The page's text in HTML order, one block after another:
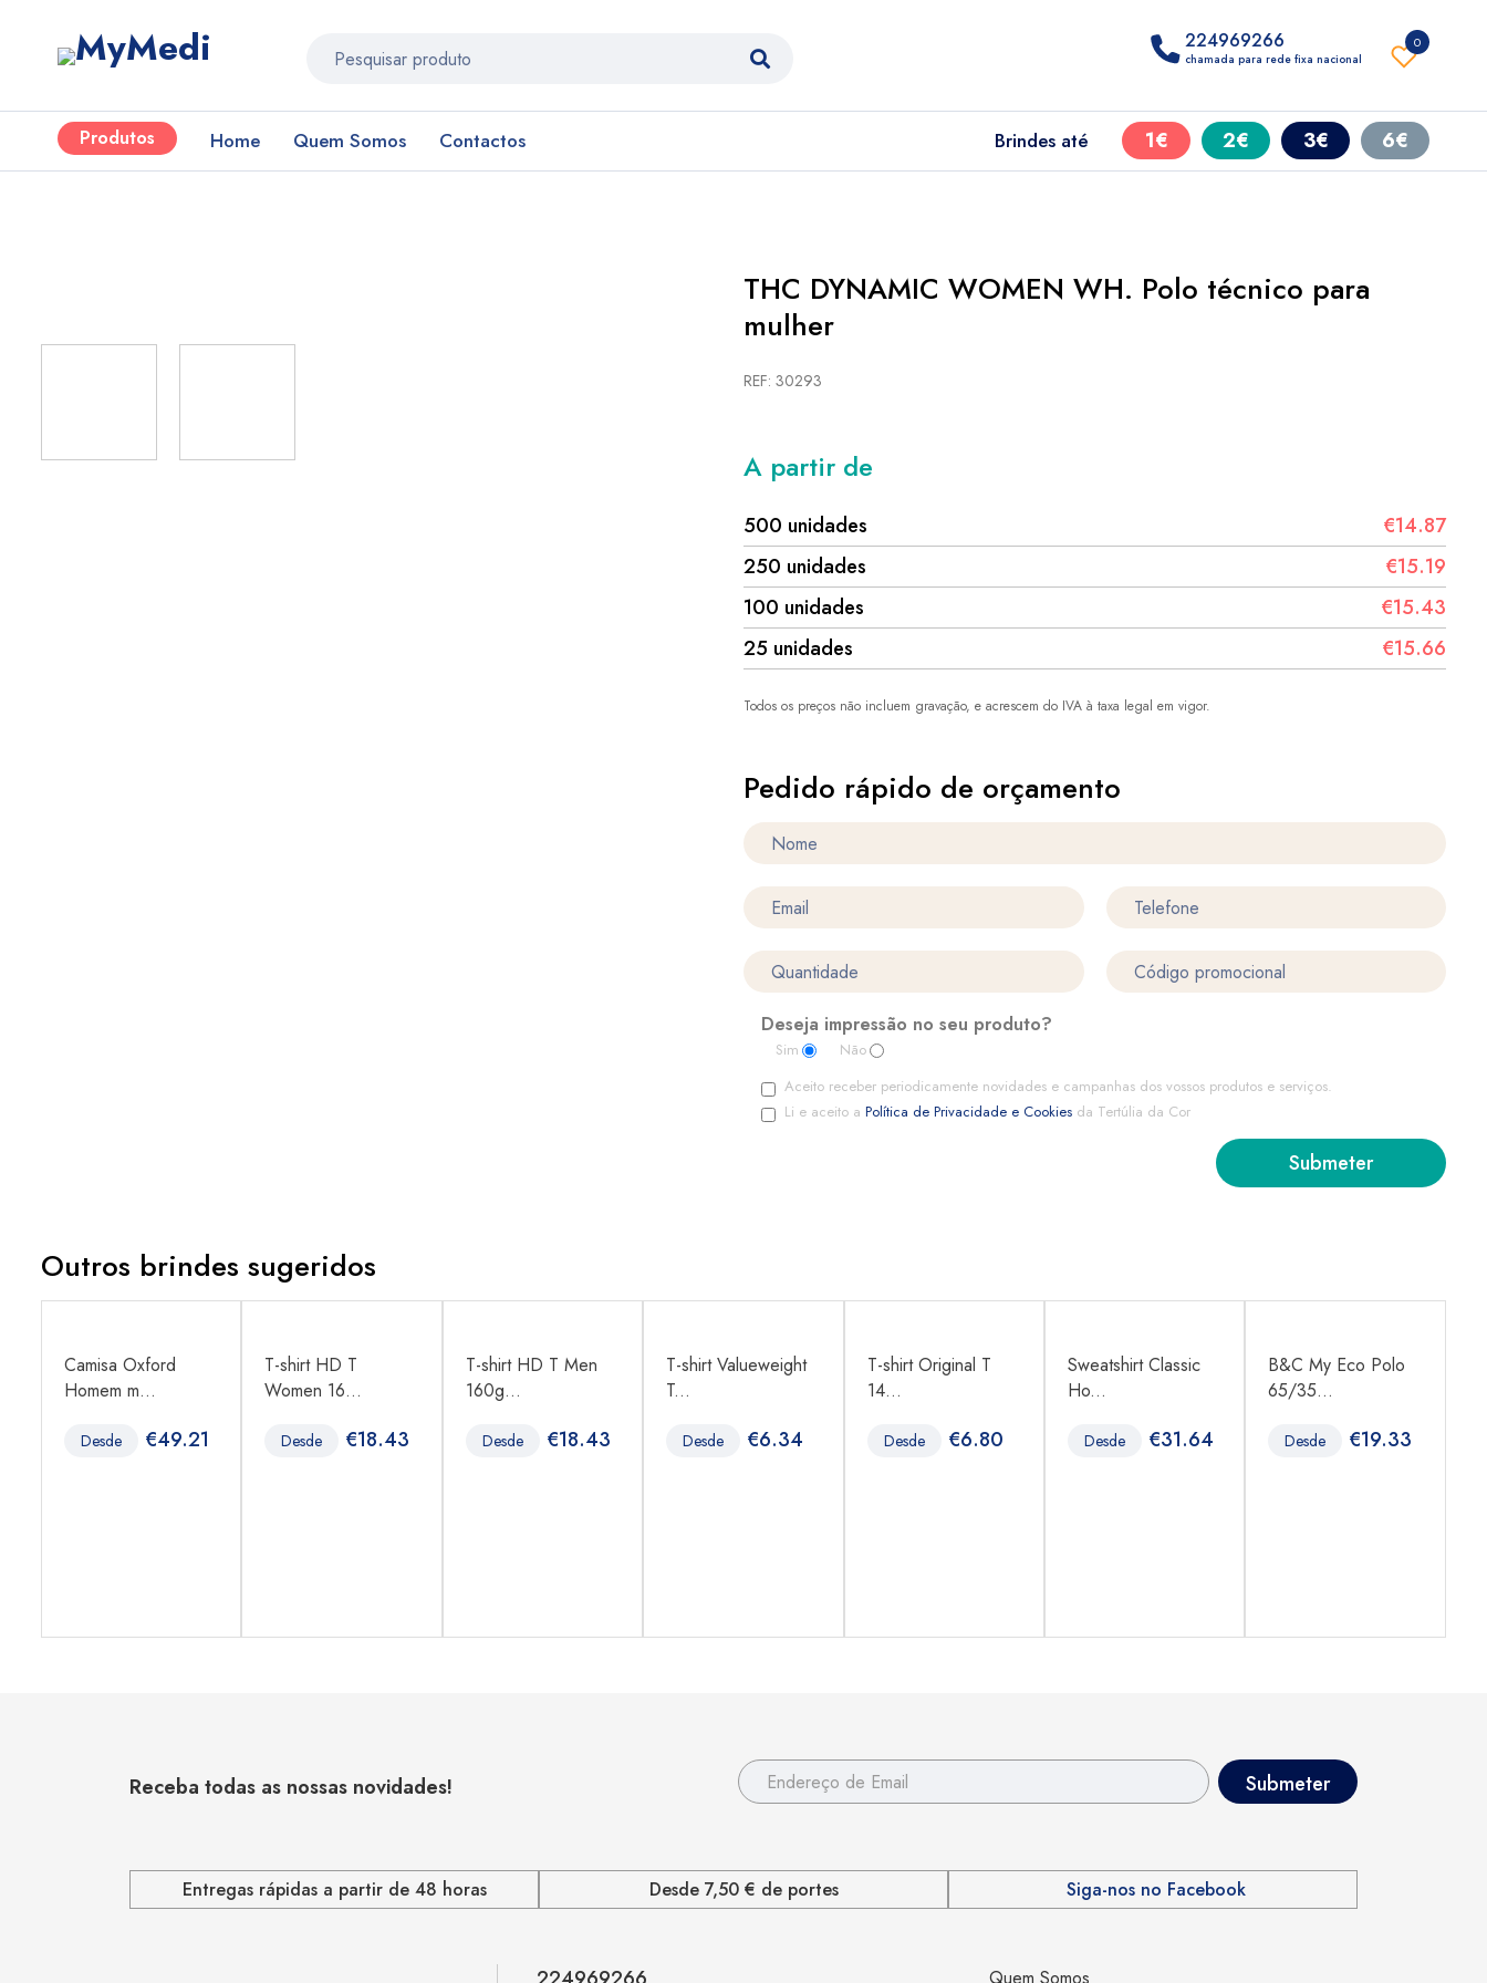
0
224969266
chamada para rede fixa nacional
Produtos Home Quem Somos Contactos Brindes até 1€ 2€ 3€ 6€
THC DYNAMIC WOMEN WH. Polo técnico para
mulher
REF: 30293
A partir de
500 unidades
€14.87
250 unidades
€15.19
100 unidades
€15.43
25 unidades
€15.66
Todos os preços não incluem gravação, e acrescem do IVA à taxa legal em vigor.
Pedido rápido de orçamento
Deseja impressão no seu produto?
Sim
Não
Aceito receber periodicamente novidades e campanhas dos vossos produtos e serviços.
Li e aceito a Política de Privacidade e Cookies da Tertúlia da Cor
Outros brindes sugeridos
Camisa Oxford
Homem m...
Desde €49.21
T-shirt HD T
Women 16...
Desde €18.43
T-shirt HD T Men
160g...
Desde €18.43
T-shirt Valueweight
T...
Desde €6.34
T-shirt Original T
14...
Desde €6.80
Sweatshirt Classic
Ho...
Desde €31.64
B&C My Eco Polo
65/35...
Desde €19.33
Receba todas as nossas novidades!
Entregas rápidas a partir de 48 horas Desde 7,50 € de portes Siga-nos no Facebook